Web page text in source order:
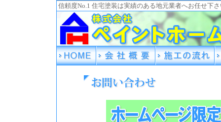
信頼度No.1 住宅塗装は実績のある地元業者へお任せ下